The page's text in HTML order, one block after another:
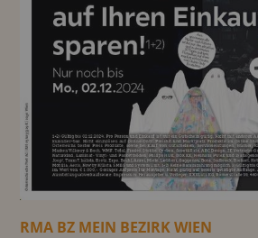
RMA BZ MEIN BEZIRK WIEN